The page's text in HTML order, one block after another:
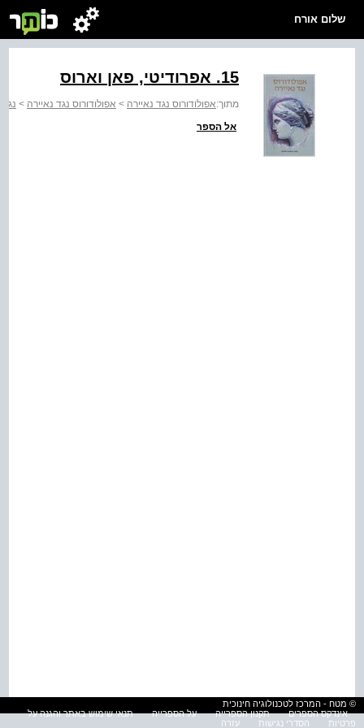
שלום אורח
‭.15‬ אפרודיטי, פאן וארוס
מתוך:אפולודורוס נגד נאיירה > אפולודורוס נגד נאיירה > נגד
אל הספר
© מטח - המרכז לטכנולוגיה חינוכית
אינדקס הספרים
תקנון הספרייה על הספרייה
תנאי שימוש באתר והגנה על
פרטיות
הסדרי נגישות עזרה